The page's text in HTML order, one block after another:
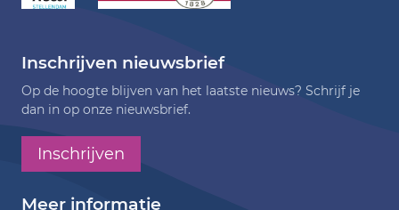
Inschrijven nieuwsbrief
Op de hoogte blijven van het laatste nieuws? Schrijf je
dan in op onze nieuwsbrief.
Inschrijven
Meer informatie